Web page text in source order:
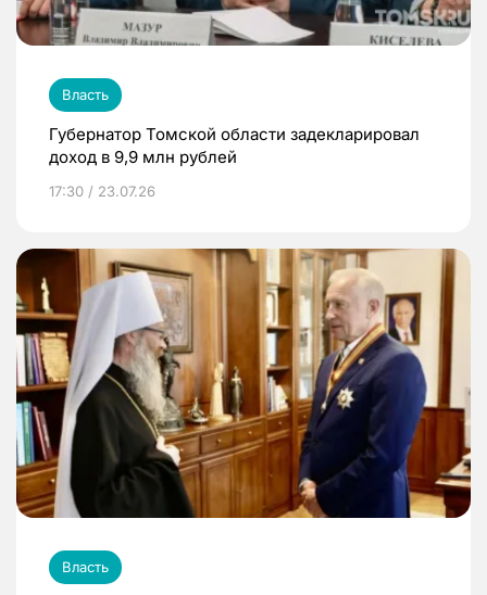
Власть
Губернатор Томской области задекларировал
доход в 9,9 млн рублей
17:30 / 23.07.26
Власть